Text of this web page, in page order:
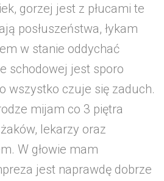
gorzej jest z płucami te
posłuszeństwa, łykam
w stanie oddychać
schodowej jest sporo
wszystko czuje się zaduch.
mijam co 3 piętra
lekarzy oraz
W głowie mam
jest naprawdę dobrze